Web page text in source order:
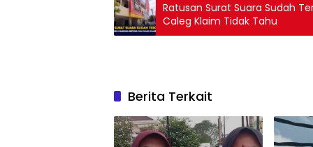
Ratusan Surat Suara Sudah
Caleg Klaim Tidak Tahu
Berita Terkait